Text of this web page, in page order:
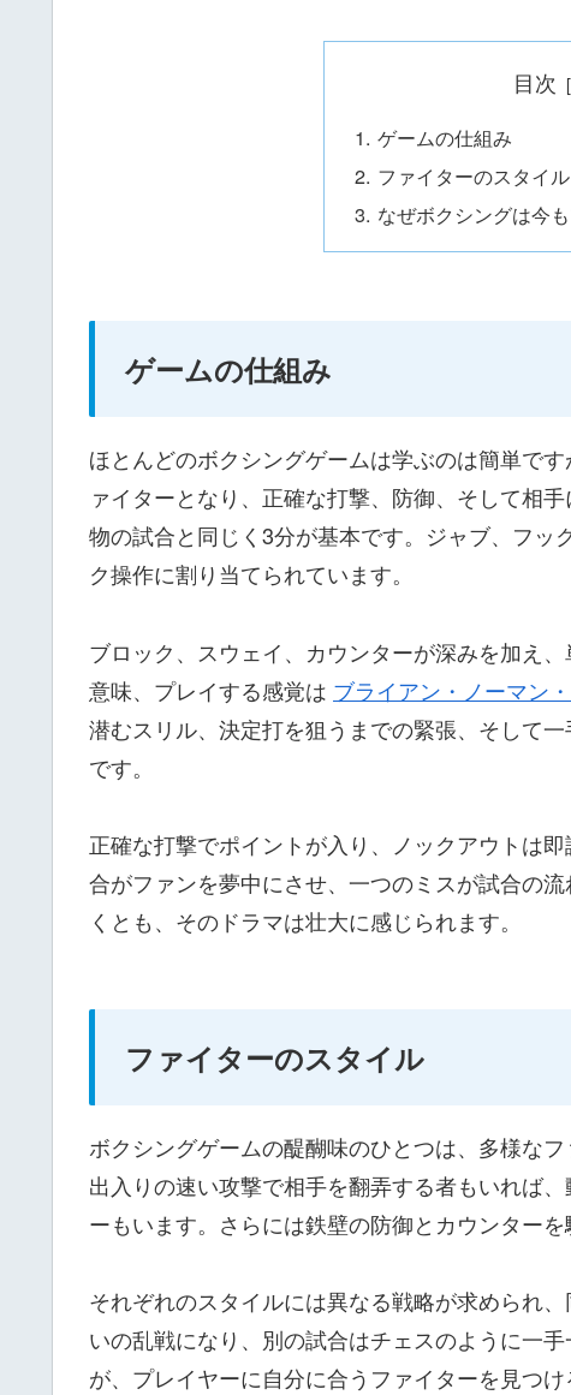
目次
ゲームの仕組み
ファイターのスタイル
なぜボクシングは今
ゲームの仕組み
ほとんどのボクシングゲームは学ぶのは簡単で
ァイターとなり、正確な打撃、防御、そして相
物の試合と同じく3分が基本です。ジャブ、フッ
ク操作に割り当てられています。
ブロック、スウェイ、カウンターが深みを加え
意味、プレイする感覚は ブライアン・ノーマン
潜むスリル、決定打を狙うまでの緊張、そして
です。
正確な打撃でポイントが入り、ノックアウトは
合がファンを夢中にさせ、一つのミスが試合の
くとも、そのドラマは壮大に感じられます。
ファイターのスタイル
ボクシングゲームの醍醐味のひとつは、多様な
出入りの速い攻撃で相手を翻弄する者もいれば
ーもいます。さらには鉄壁の防御とカウンター
それぞれのスタイルには異なる戦略が求められ
いの乱戦になり、別の試合はチェスのように一
が、プレイヤーに自分に合うファイターを見つけ